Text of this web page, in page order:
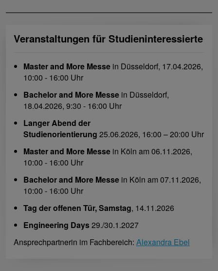
Veranstaltungen für Studieninteressierte
Master and More Messe in Düsseldorf, 17.04.2026,
10:00 - 16:00 Uhr
Bachelor and More Messe in Düsseldorf,
18.04.2026, 9:30 - 16:00 Uhr
Langer Abend der
Studienorientierung 25.06.2026, 16:00 – 20:00 Uhr
Master and More Messe in Köln am 06.11.2026,
10:00 - 16:00 Uhr
Bachelor and More Messe in Köln am 07.11.2026,
10:00 - 16:00 Uhr
Tag der offenen Tür, Samstag, 14.11.2026
Engineering Days29./30.1.2027
Ansprechpartnerin im Fachbereich: Alexandra Ebel